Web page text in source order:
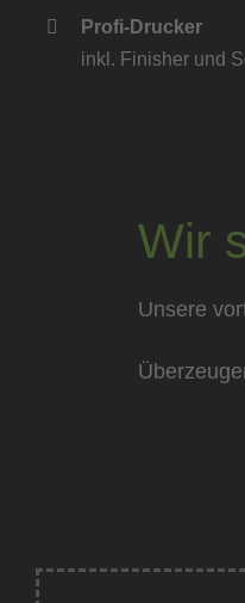
Profi-Drucker
inkl. Finisher und
Wir
Unsere